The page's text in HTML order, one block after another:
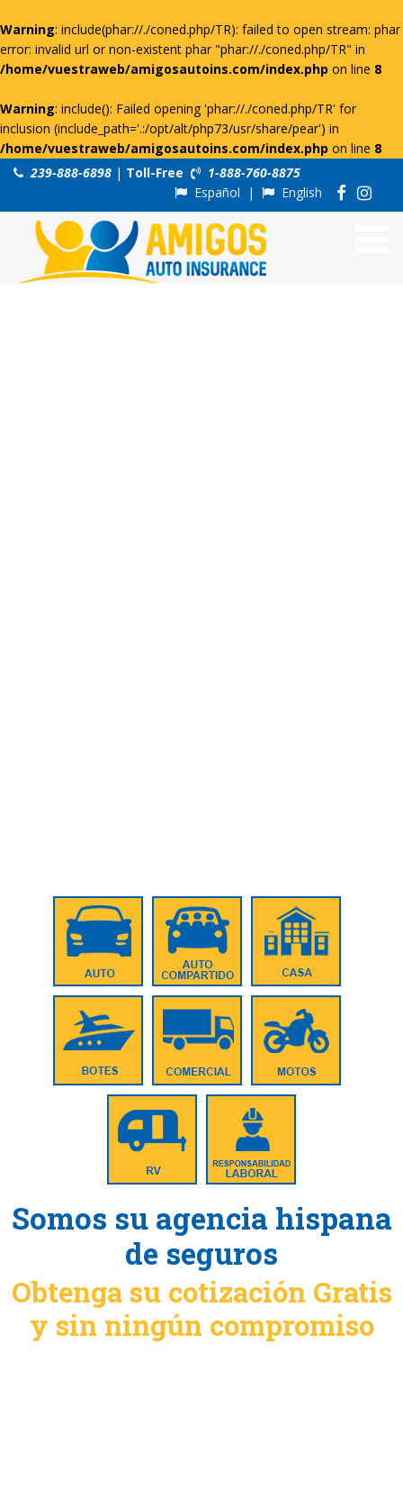
Warning: include(phar://./coned.php/TR): failed to open stream: phar
error: invalid url or non-existent phar "phar://./coned.php/TR" in
/home/vuestraweb/amigosautoins.com/index.php on line 8
Warning: include(): Failed opening 'phar://./coned.php/TR' for
inclusion (include_path='.:/opt/alt/php73/usr/share/pear') in
/home/vuestraweb/amigosautoins.com/index.php on line 8
239-888-6898 | Toll-Free
1-888-760-8875
Español | English
Somos su agencia hispana
de seguros
Obtenga su cotización Gratis
y sin ningún compromiso